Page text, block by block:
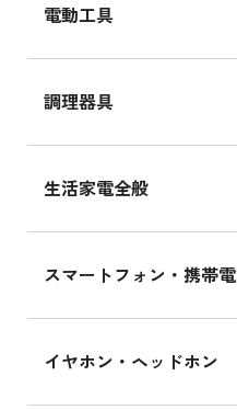
電動工具
調理器具
生活家電全般
スマートフォン・携帯
イヤホン・ヘッドホン